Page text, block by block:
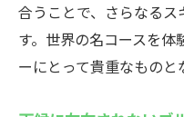
合うことで、さらなる
す。世界の名コースを
ーにとって貴重なものと